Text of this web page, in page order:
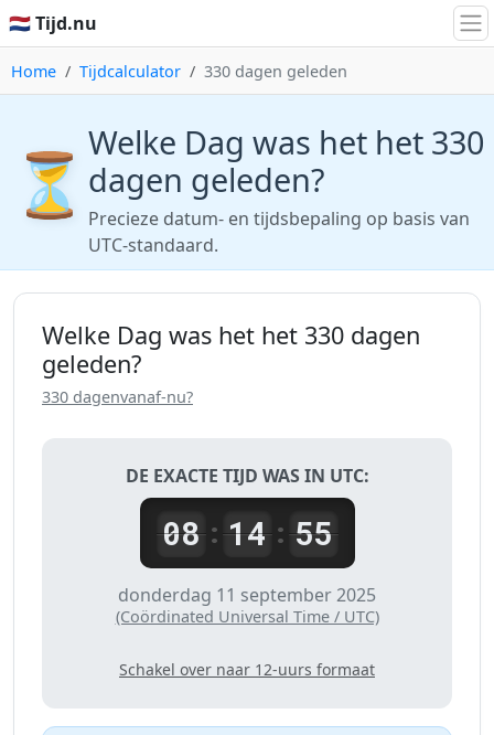
🇳🇱 Tijd.nu
Home Tijdcalculator 330 dagen geleden
⏳ Welke Dag was het het 330
dagen geleden?
Precieze datum- en tijdsbepaling op basis van
UTC-standaard.
Welke Dag was het het 330 dagen
geleden?
330 dagenvanaf-nu?
DE EXACTE TIJD WAS IN UTC:
08: 14: 55
donderdag 11 september 2025
(Coördinated Universal Time / UTC)
Schakel over naar 12-uurs formaat